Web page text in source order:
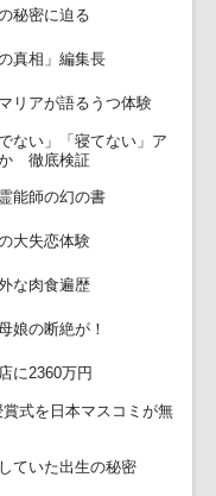
秘密に迫る
真相」編集長
リアが語るうつ体験
ない」「寝てない」ア
か 徹底検証
能師の幻の書
大失恋体験
な肉食遍歴
娘の断絶が！
に2360万円
賞式を日本マスコミが無
ていた出生の秘密